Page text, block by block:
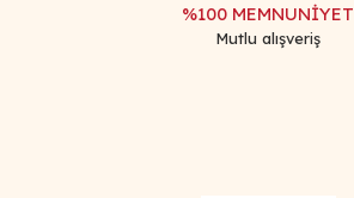
%100 MEMNUNİYET
Mutlu alışveriş